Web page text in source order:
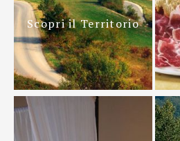
Scopri il Territorio